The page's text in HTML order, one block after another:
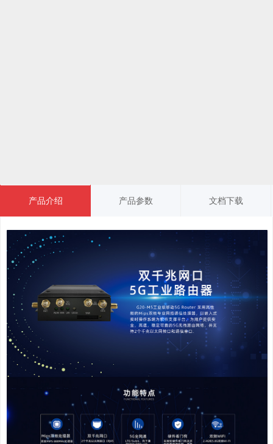
产品介绍 产品参数 文档下载